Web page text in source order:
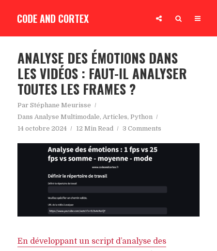
CODE AND CORTEX
ANALYSE DES ÉMOTIONS DANS
LES VIDÉOS : FAUT-IL ANALYSER
TOUTES LES FRAMES ?
Par Stéphane Meurisse
Dans Analyse Multimodale, Articles, Python
14 octobre 2024
12 Min Read 3 Comments
En développant un script d’analyse des